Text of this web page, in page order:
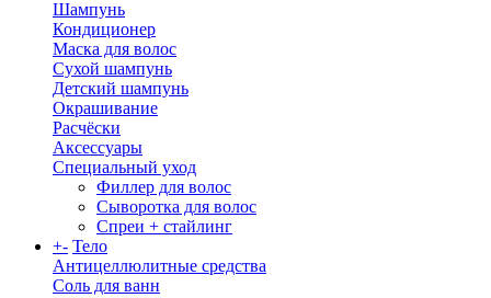
Шампунь
Кондиционер
Маска для волос
Сухой шампунь
Детский шампунь
Окрашивание
Расчёски
Аксессуары
Специальный уход
Филлер для волос
Сыворотка для волос
Спреи + стайлинг
+- Тело
Антицеллюлитные средства
Соль для ванн